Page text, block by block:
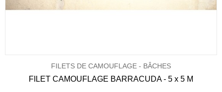
FILETS DE CAMOUFLAGE - BÂCHES
FILET CAMOUFLAGE BARRACUDA - 5 x 5 M